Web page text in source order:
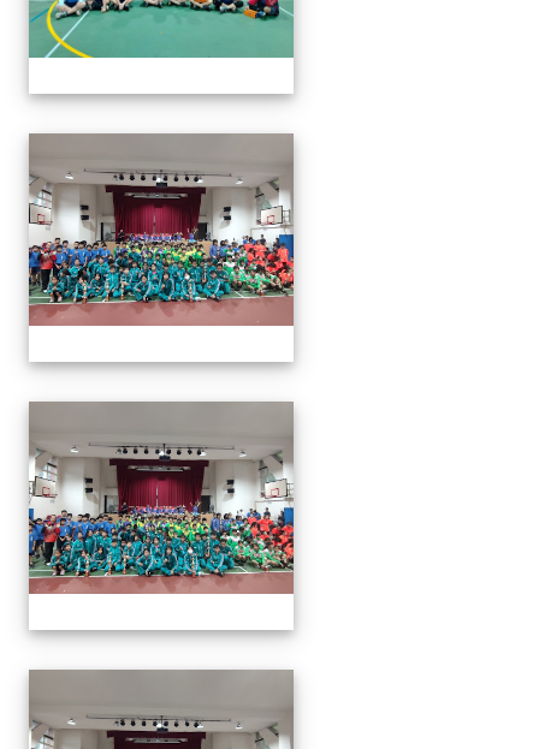
113年全國北區師生盃巧固
113年全國北區師生盃巧固
113年全國北區師生盃巧固